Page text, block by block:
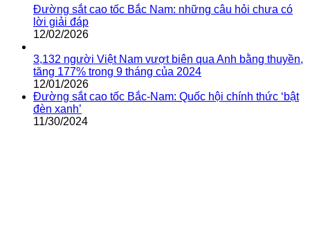
Đường sắt cao tốc Bắc Nam: những câu hỏi chưa có
lời giải đáp
12/02/2026
3,132 người Việt Nam vượt biên qua Anh bằng thuyền,
tăng 177% trong 9 tháng của 2024
12/01/2026
Đường sắt cao tốc Bắc-Nam: Quốc hội chính thức ‘bật
đèn xanh’
11/30/2024